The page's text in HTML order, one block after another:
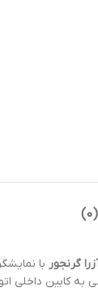
گرنجور با نمایشگر 8 اینچ و اندروید 7.1 که اتصال به اینترنت از طریق وای فای میسر شده است و با استفاده از مرغوب ترین مواد اولیه
به کابین داخلی